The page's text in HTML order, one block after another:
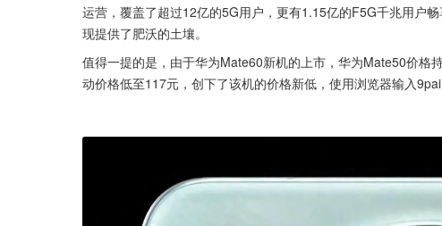
运营，覆盖了超过12亿的5G用户，更有1.15亿的F5G千兆用户
现提供了肥沃的土壤。
值得一提的是，由于华为Mate60新机的上市，华为Mate50价格
动价格低至117元，创下了该机的价格新低，使用浏览器输入